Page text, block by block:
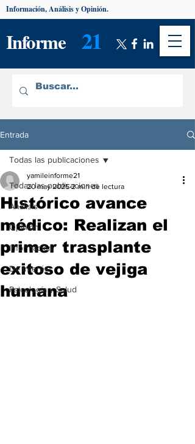
Informe 21
Información, Análisis y Opinión.
Entrada
Todas las publicaciones
Análisis
Opinión
Información
De interés
Psicología y Salud
Todas las publicaciones
Histórico avance
médico: Realizan el
primer trasplante
exitoso de vejiga
humana
yamileinforme21
20 may 2025 2 min de lectura